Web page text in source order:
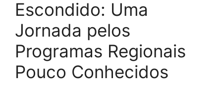
Escondido: Uma
Jornada pelos
Programas Regionais
Pouco Conhecidos